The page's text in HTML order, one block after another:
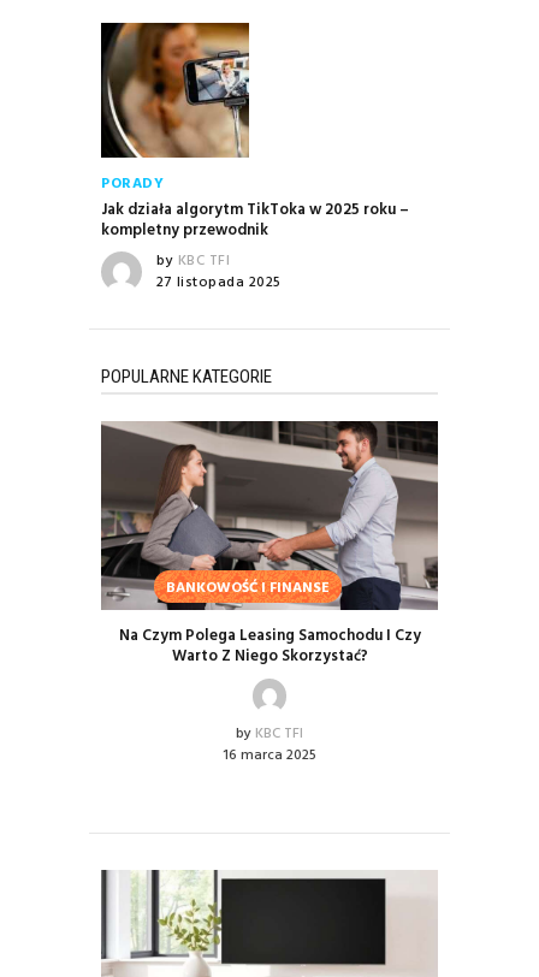
PORADY
Jak działa algorytm TikToka w 2025 roku –
kompletny przewodnik
by KBC TFI
27 listopada 2025
POPULARNE KATEGORIE
BANKOWOŚĆ I FINANSE
Na Czym Polega Leasing Samochodu I Czy
Warto Z Niego Skorzystać?
by KBC TFI
16 marca 2025